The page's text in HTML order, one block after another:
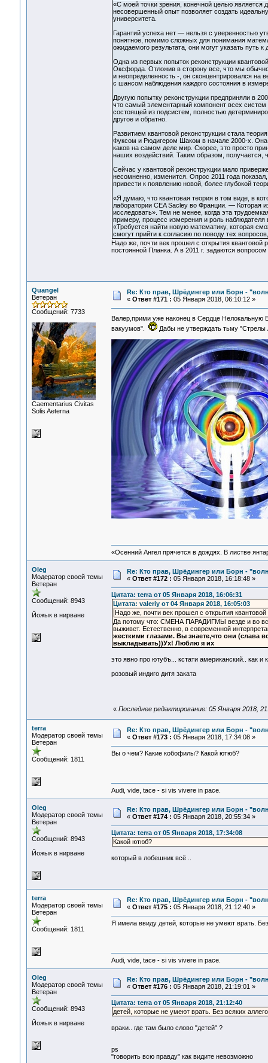
«С моей точки зрения, конечной целью является
несовершенный опыт позволяет создать
университета.
Гарантий успеха нет — нельзя с уверенностью
понятное, помимо сложных для понимания
ожидаемого результата, они могут указать путь
Одна из первых попыток реконструкции
Оксфорда. Отложив в сторону все, что мы
и неопределенность -, он сконцентрировался на
с шансом наблюдения каждого состояния в
Другую попытку реконструкции предприняли в
что самый элементарный компонент всех
состоящей из подсистем, полностью
другое и обратно.
Развитием квантовой реконструкции стала
Фуксом и Рюдигером Шаком в начале 2000-х. Она
каков на самом деле мир. Скорее, это просто
наших воздействий. Таким образом, получается,
Сейчас у квантовой реконструкции мало
несомненно, изменится. Опрос 2011 года
привести к появлению новой, более глубокой
«Я думаю, что квантовая теория в том виде, в
лаборатории CEA Sacley во Франции. — Которая
исследовать». Тем не менее, когда эта
примеру, процесс измерения и роль
«Требуется найти новую математику, которая
смогут прийти к согласию по поводу тех
Надо же, почти век прошел с открытия квантовой
постоянной Планка. А в 2011 г. задаются
Quangel
Ветеран
Сообщений: 7733
Сaementarius Civitas
Solis Aeterna
Re: Кто прав, Шрёдингер или Борн -
« Ответ #171 : 05 Января 2018, 06:10:12 »
Валер,прими уже наконец в Сердце
вакуумов".
Дабы не утверждать тьму
«Осенний Ангел прячется в дождях. В листве
Oleg
Модератор своей темы
Ветеран
Сообщений: 8943
Йожык в нирване
Re: Кто прав, Шрёдингер или Борн -
« Ответ #172 : 05 Января 2018, 16:18:48 »
Цитата: terra от 05 Января 2018, 16:06:31
Цитата: valeriy от 04 Января 2018, 16:05:03
Надо же, почти век прошел с открытия квантовой
Да потому что: СМЕНА ПАРАДИГМЫ везде и во
выживет. Естественно, в современной
жесткими глазами. Вы знаете,что они (слава
выкладывать))Ух! Люблю я их
это явно про ютубъ... кстати американский.. как
розовый индиго дитя заката
« Последнее редактирование: 05 Января 2018,
terra
Модератор своей темы
Ветеран
Сообщений: 1811
Re: Кто прав, Шрёдингер или Борн -
« Ответ #173 : 05 Января 2018, 17:34:08 »
Вы о чем? Какие кобофилы? Какой ютюб?
Audi, vide, tace - si vis vivere in pace.
Oleg
Модератор своей темы
Ветеран
Сообщений: 8943
Йожык в нирване
Re: Кто прав, Шрёдингер или Борн -
« Ответ #174 : 05 Января 2018, 20:55:34 »
Цитата: terra от 05 Января 2018, 17:34:08
Какой ютюб?
который в лобешник всё ..
terra
Модератор своей темы
Ветеран
Сообщений: 1811
Re: Кто прав, Шрёдингер или Борн -
« Ответ #175 : 05 Января 2018, 21:12:40 »
Я имела ввиду детей, которые не умеют врать.
Audi, vide, tace - si vis vivere in pace.
Oleg
Модератор своей темы
Ветеран
Сообщений: 8943
Йожык в нирване
Re: Кто прав, Шрёдингер или Борн -
« Ответ #176 : 05 Января 2018, 21:19:01 »
Цитата: terra от 05 Января 2018, 21:12:40
детей, которые не умеют врать. Без всяких
враки.. где там было слово "детей" ?
ps
"говорить всю правду" как видите невозможно